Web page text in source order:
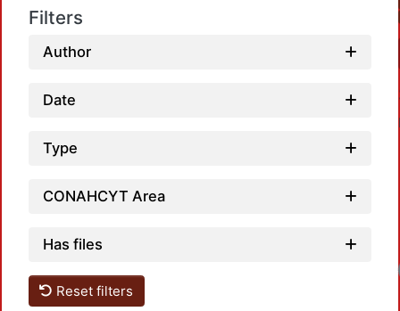
Filters
Author
Date
Type
CONAHCYT Area
Has files
Reset filters